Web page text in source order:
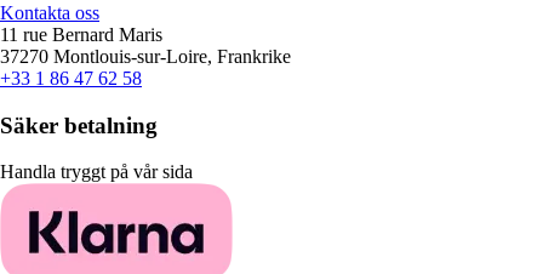
Kontakta oss
11 rue Bernard Maris
37270 Montlouis-sur-Loire, Frankrike
+33 1 86 47 62 58
Säker betalning
Handla tryggt på vår sida